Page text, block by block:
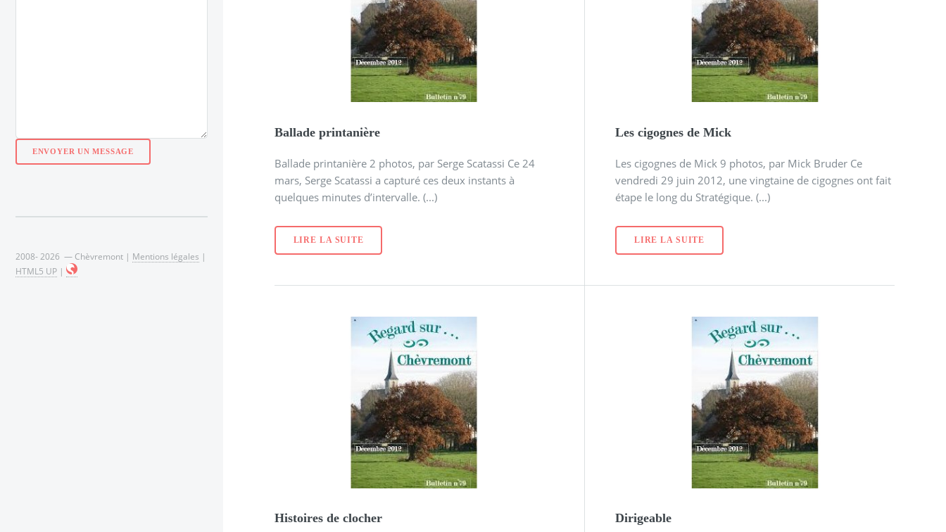
Ballade printanière
Ballade printanière 2 photos, par Serge Scatassi Ce 24
mars, Serge Scatassi a capturé ces deux instants à
quelques minutes d’intervalle. (...)
LIRE LA SUITE
Les cigognes de Mick
Les cigognes de Mick 9 photos, par Mick Bruder Ce
vendredi 29 juin 2012, une vingtaine de cigognes ont fait
étape le long du Stratégique. (...)
LIRE LA SUITE
Histoires de clocher Dirigeable
2008- 2026 — Chèvremont | Mentions légales |
HTML5 UP |